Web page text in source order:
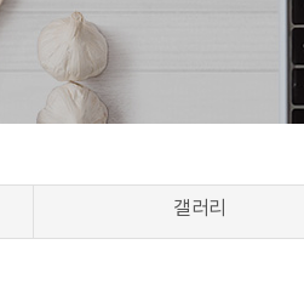
갤러리